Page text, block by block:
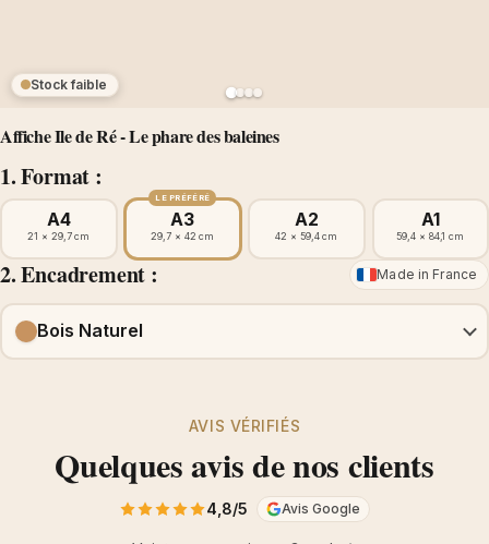
Affiche Ile de Ré - Le phare des baleines
1. Format :
Stock faible
A4
21 × 29,7 cm
LE PRÉFÉRÉ
A3
29,7 × 42 cm
A2
42 × 59,4 cm
A1
59,4 × 84,1 cm
2. Encadrement : Made in France
Bois Naturel
AVIS VÉRIFIÉS
Quelques avis de nos clients
4,8/5 Avis Google